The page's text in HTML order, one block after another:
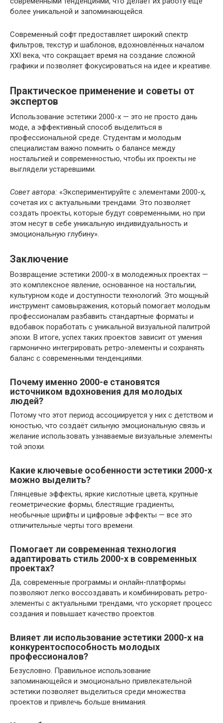
более уникальной и запоминающейся.
Современный софт предоставляет широкий спектр
фильтров, текстур и шаблонов, вдохновлённых началом
XXI века, что сокращает время на создание сложной
графики и позволяет фокусироваться на идее и креативе.
Практическое применение и советы от
экспертов
Использование эстетики 2000-х — это не просто дань
моде, а эффективный способ выделиться в
профессиональной среде. Студентам и молодым
специалистам важно помнить о балансе между
ностальгией и современностью, чтобы их проекты не
выглядели устаревшими.
Совет автора: «Экспериментируйте с элементами 2000-х,
сочетая их с актуальными трендами. Это позволяет
создать проекты, которые будут современными, но при
этом несут в себе уникальную индивидуальность и
эмоциональную глубину».
Заключение
Возвращение эстетики 2000-х в молодежных проектах —
это комплексное явление, основанное на ностальгии,
культурном коде и доступности технологий. Это мощный
инструмент самовыражения, который помогает молодым
профессионалам разбавить стандартные форматы и
вдобавок поработать с уникальной визуальной палитрой
эпохи. В итоге, успех таких проектов зависит от умения
гармонично интегрировать ретро-элементы и сохранять
баланс с современными тенденциями.
Почему именно 2000-е становятся
источником вдохновения для молодых
людей?
Потому что этот период ассоциируется у них с детством и
юностью, что создаёт сильную эмоциональную связь и
желание использовать узнаваемые визуальные элементы
той эпохи.
Какие ключевые особенности эстетики 2000-х
можно выделить?
Глянцевые эффекты, яркие кислотные цвета, крупные
геометрические формы, блестящие градиенты,
необычные шрифты и цифровые эффекты — все это
отличительные черты того времени.
Помогает ли современная технология
адаптировать стиль 2000-х в современных
проектах?
Да, современные программы и онлайн-платформы
позволяют легко воссоздавать и комбинировать ретро-
элементы с актуальными трендами, что ускоряет процесс
создания и повышает качество проектов.
Влияет ли использование эстетики 2000-х на
конкурентоспособность молодых
профессионалов?
Безусловно. Правильное использование
запоминающейся и эмоционально привлекательной
эстетики позволяет выделиться среди множества
проектов и привлечь больше внимания.